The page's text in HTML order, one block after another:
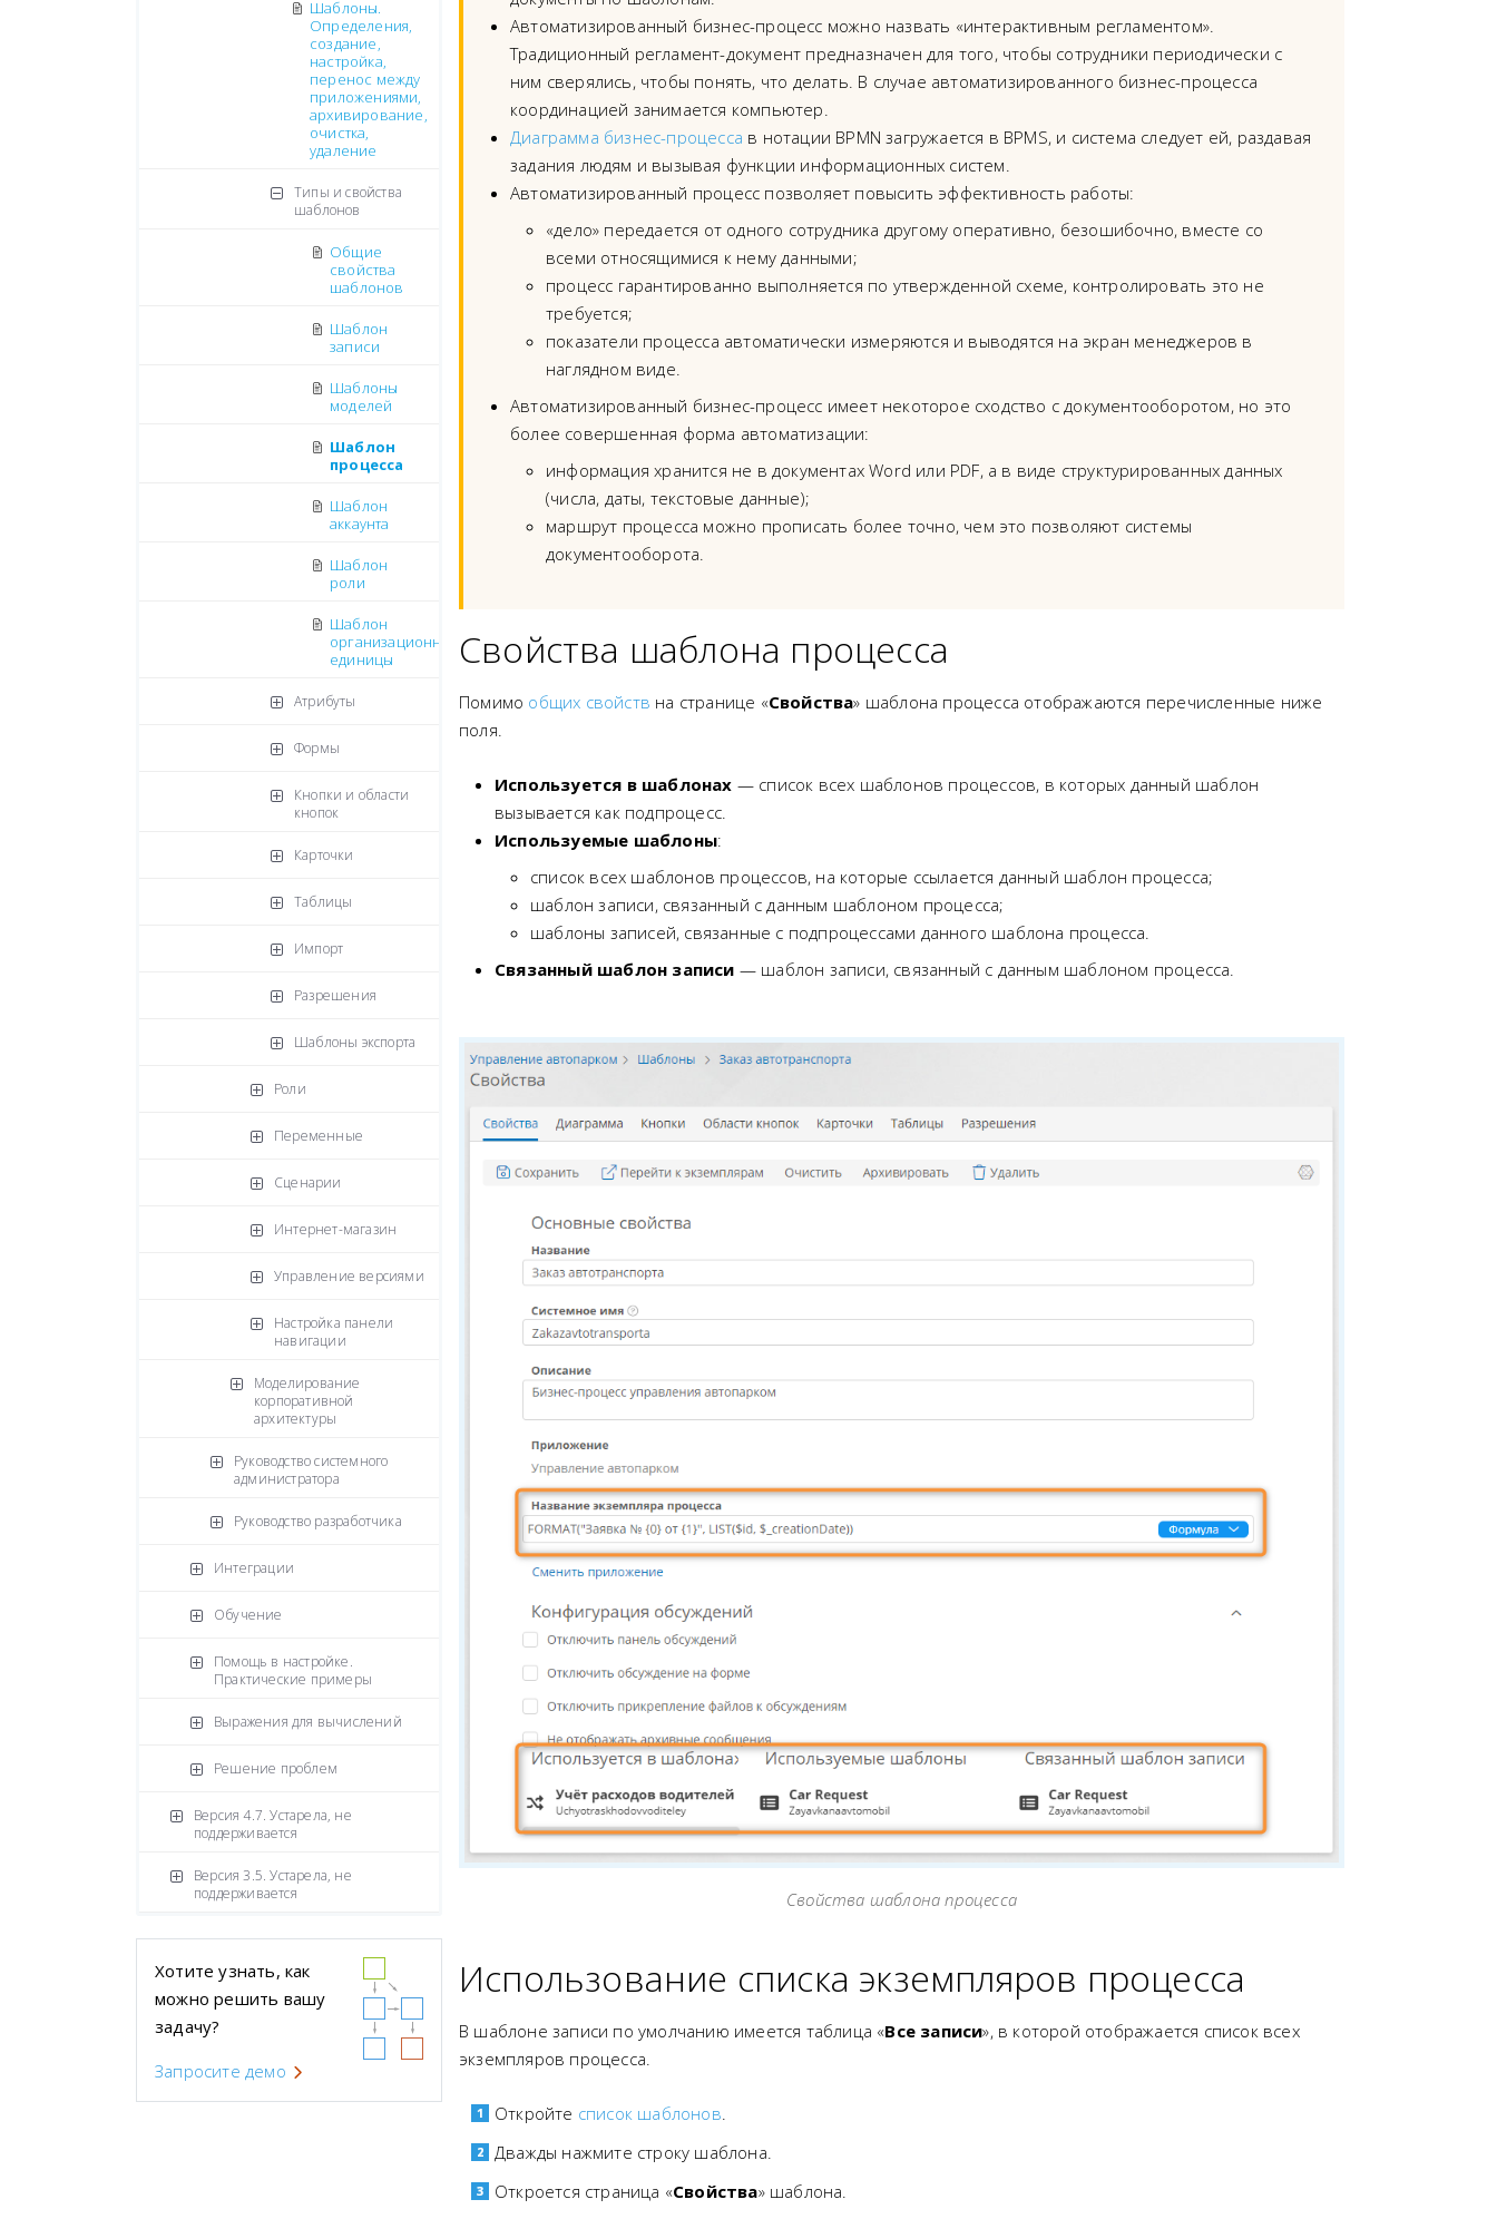
Шаблоны.
Определения,
создание,
настройка,
перенос между
приложениями,
архивирование,
очистка,
удаление
Типы и свойства
шаблонов
Общие
свойства
шаблонов
Шаблон
записи
Шаблоны
моделей
Шаблон
процесса
Шаблон
аккаунта
Шаблон
роли
Шаблон
организационной
единицы
Атрибуты
Формы
Кнопки и области
кнопок
Карточки
Таблицы
Импорт
Разрешения
Шаблоны экспорта
Роли
Переменные
Сценарии
Интернет-магазин
Управление версиями
Настройка панели
навигации
Моделирование
корпоративной
архитектуры
Руководство системного
администратора
Руководство разработчика
Интеграции
Обучение
Помощь в настройке.
Практические примеры
Выражения для вычислений
Решение проблем
Версия 4.7. Устарела, не
поддерживается
Версия 3.5. Устарела, не
поддерживается
Хотите узнать, как
можно решить вашу
задачу?
Запросите демо
Автоматизированный бизнес-процесс можно назвать «интерактивным регламентом».
Традиционный регламент-документ предназначен для того, чтобы сотрудники периодически с
ним сверялись, чтобы понять, что делать. В случае автоматизированного бизнес-процесса
координацией занимается компьютер.
Диаграмма бизнес-процесса в нотации BPMN загружается в BPMS, и система следует ей, раздавая
задания людям и вызывая функции информационных систем.
Автоматизированный процесс позволяет повысить эффективность работы:
«дело» передается от одного сотрудника другому оперативно, безошибочно, вместе со
всеми относящимися к нему данными;
процесс гарантированно выполняется по утвержденной схеме, контролировать это не
требуется;
показатели процесса автоматически измеряются и выводятся на экран менеджеров в
наглядном виде.
Автоматизированный бизнес-процесс имеет некоторое сходство с документооборотом, но это
более совершенная форма автоматизации:
информация хранится не в документах Word или PDF, а в виде структурированных данных
(числа, даты, текстовые данные);
маршрут процесса можно прописать более точно, чем это позволяют системы
документооборота.
Свойства шаблона процесса
Помимо общих свойств на странице «Свойства» шаблона процесса отображаются перечисленные ниже
поля.
Используется в шаблонах — список всех шаблонов процессов, в которых данный шаблон
вызывается как подпроцесс.
Используемые шаблоны:
список всех шаблонов процессов, на которые ссылается данный шаблон процесса;
шаблон записи, связанный с данным шаблоном процесса;
шаблоны записей, связанные с подпроцессами данного шаблона процесса.
Связанный шаблон записи — шаблон записи, связанный с данным шаблоном процесса.
Свойства шаблона процесса
Использование списка экземпляров процесса
В шаблоне записи по умолчанию имеется таблица «Все записи», в которой отображается список всех
экземпляров процесса.
Откройте список шаблонов
Дважды нажмите строку шаблона.
Откроется страница «Свойства» шаблона.